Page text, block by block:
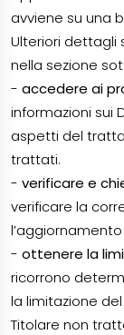
avviene su una
Ulteriori dettagli
nella sezione
- accedere ai
informazioni sui
aspetti del
trattati.
- verificare e
verificare la
- ottenere la
ricorrono
la limitazione
Titolare non